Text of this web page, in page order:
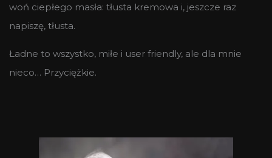
woń ciepłego masła: tłusta kremowa i, jeszcze raz
napiszę, tłusta.
Ładne to wszystko, miłe i user friendly, ale dla mnie
nieco… Przyciężkie.